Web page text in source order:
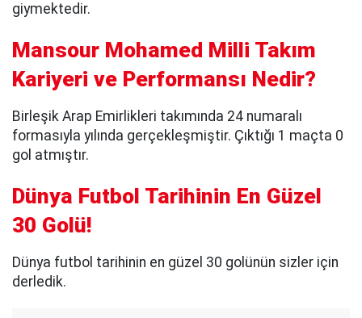
giymektedir.
Mansour Mohamed Milli Takım
Kariyeri ve Performansı Nedir?
Birleşik Arap Emirlikleri takımında 24 numaralı
formasıyla yılında gerçekleşmiştir. Çıktığı 1 maçta 0
gol atmıştır.
Dünya Futbol Tarihinin En Güzel
30 Golü!
Dünya futbol tarihinin en güzel 30 golünün sizler için
derledik.